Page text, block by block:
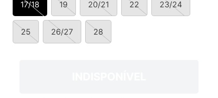
17/18 19 20/21 22 23/24
25 26/27 28
º
NEW 530
10º VANS TÊNIS VANS ULTRARANGE